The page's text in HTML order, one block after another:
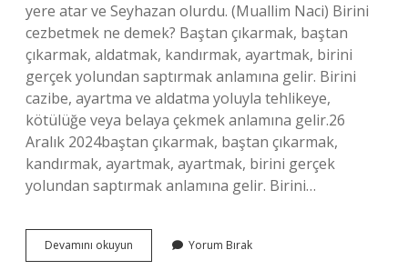
yere atar ve Seyhazan olurdu. (Muallim Naci) Birini
cezbetmek ne demek? Baştan çıkarmak, baştan
çıkarmak, aldatmak, kandırmak, ayartmak, birini
gerçek yolundan saptırmak anlamına gelir. Birini
cazibe, ayartma ve aldatma yoluyla tehlikeye,
kötülüğe veya belaya çekmek anlamına gelir.26
Aralık 2024baştan çıkarmak, baştan çıkarmak,
kandırmak, ayartmak, ayartmak, birini gerçek
yolundan saptırmak anlamına gelir. Birini…
Devamını okuyun
Edilmek
Yorum Bırak